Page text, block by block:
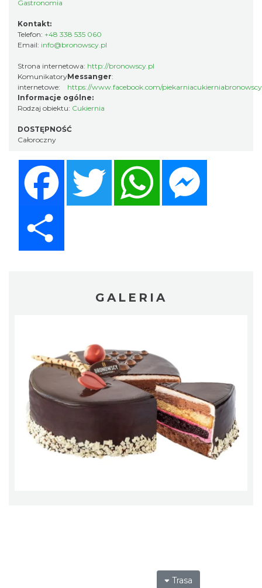
Gastronomia
Kontakt:
Telefon: +48 338 535 060
Email: info@bronowscy.pl
Strona internetowa: http://bronowscy.pl
Komunikatory
internetowe:
Messanger:
https://www.facebook.com/piekarniacukierniabronowscy
Informacje ogólne:
Rodzaj obiektu: Cukiernia
DOSTĘPNOŚĆ
Całoroczny
Twitter WhatsApp
GALERIA
Trasa